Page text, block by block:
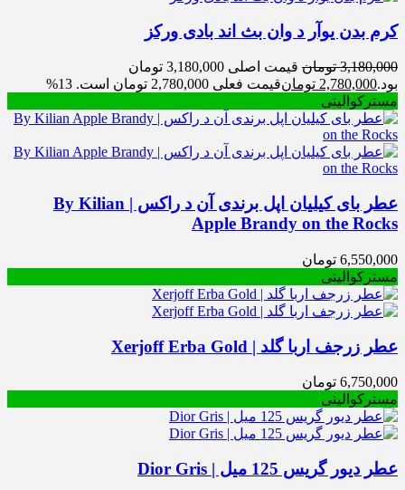
کرم بدن یوآر د وان بث اند بادی ورکز
3,180,000 تومان
قیمت اصلی 3,180,000 تومان
بود.2,780,000 تومانقیمت فعلی 2,780,000 تومان است.
13%
مسترکوالیتی
عطر بای کیلیان اپل برندی آن د راکس | By Kilian
Apple Brandy on the Rocks
6,550,000 تومان
مسترکوالیتی
عطر زرجف اربا گلد | Xerjoff Erba Gold
6,750,000 تومان
مسترکوالیتی
عطر دیور گریس 125 میل | Dior Gris